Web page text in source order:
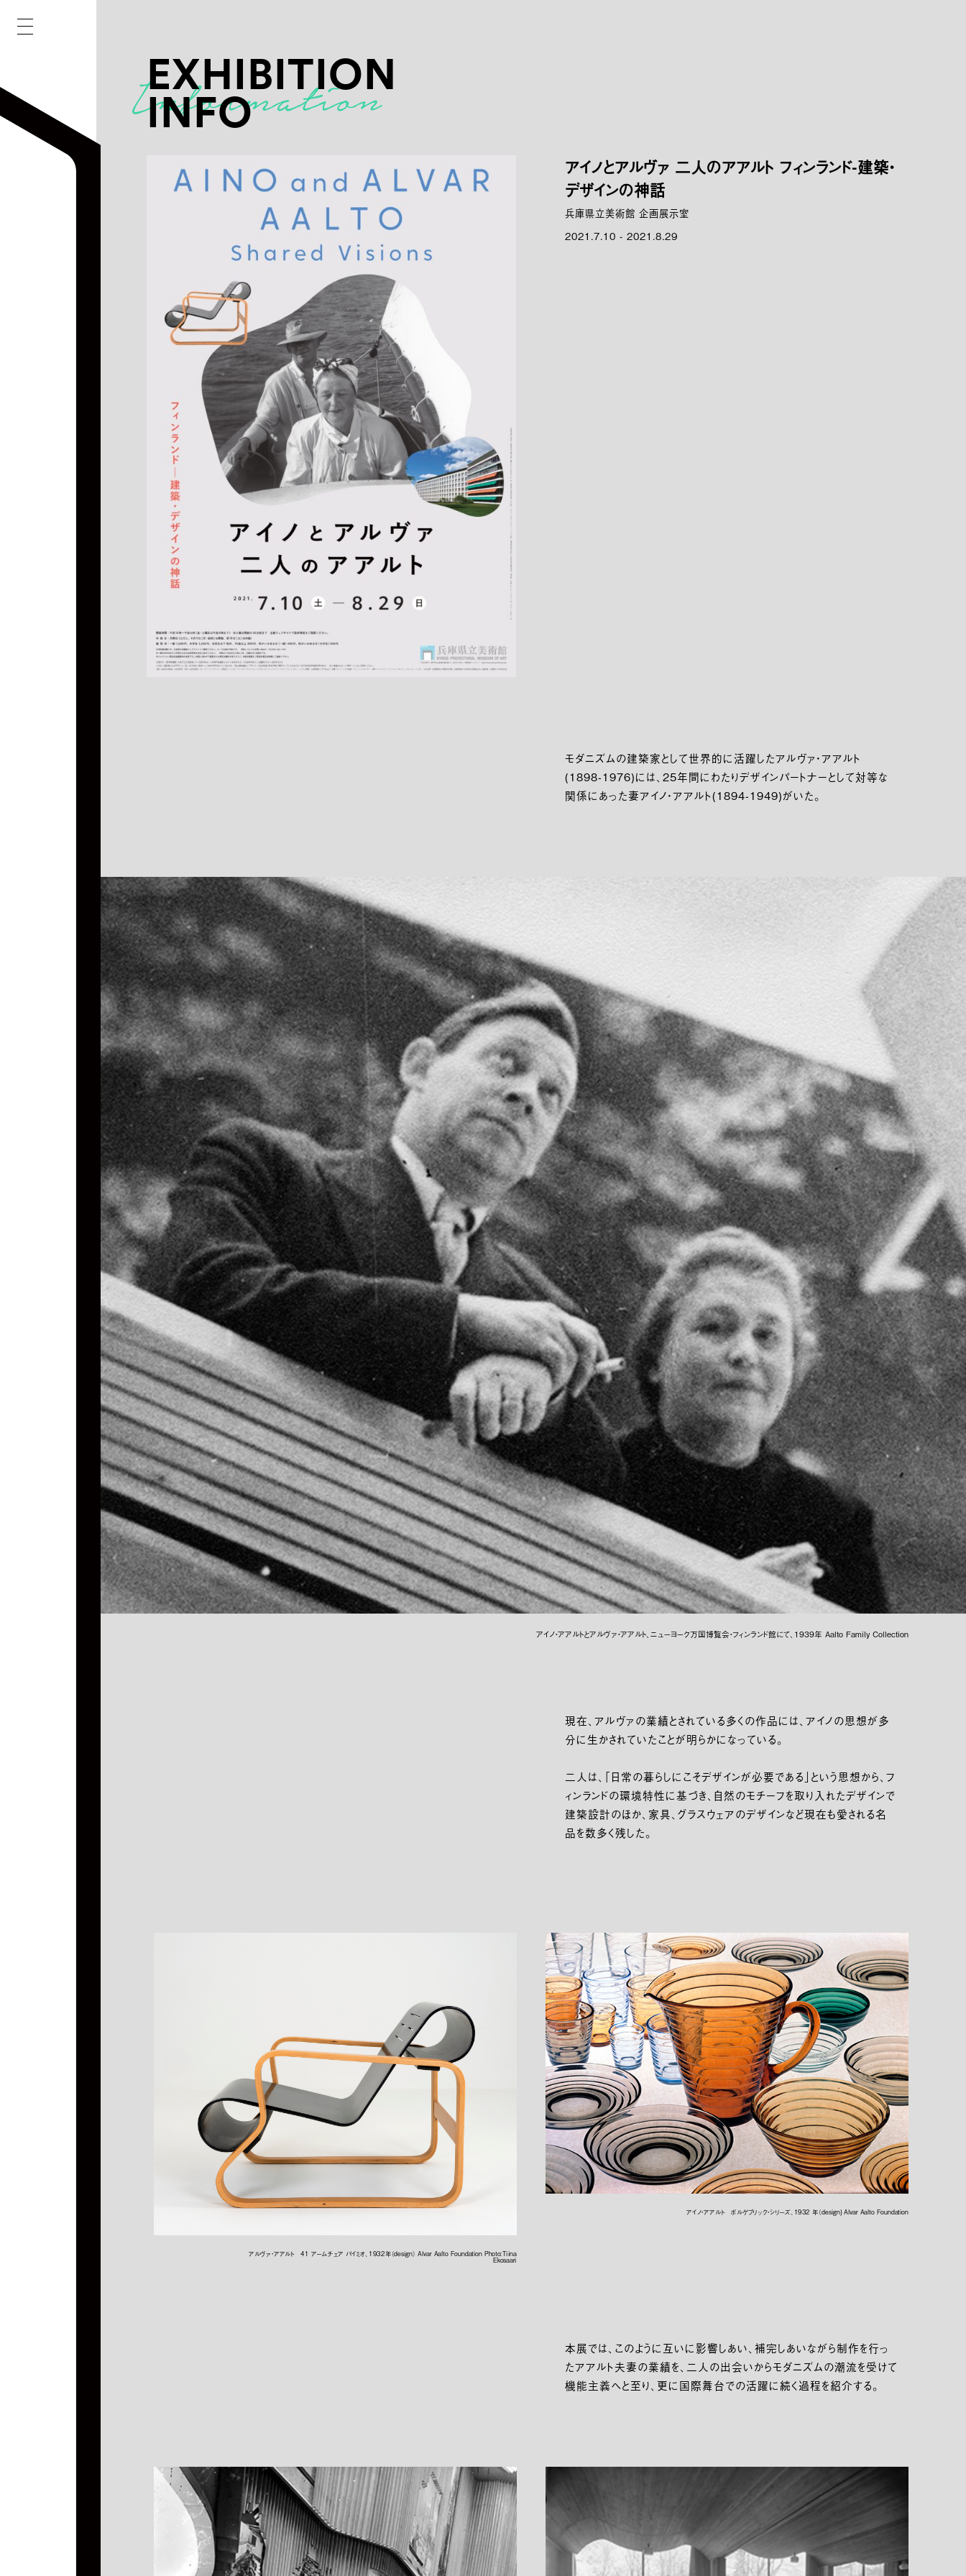
EXHIBITION
INFO
アイノとアルヴァ 二人のアアルト フィンランド-建築・
デザインの神話
兵庫県立美術館 企画展示室
2021.7.10 - 2021.8.29
モダニズムの建築家として世界的に活躍したアルヴァ・アアルト
(1898-1976)には、25年間にわたりデザインパートナーとして対等な
関係にあった妻アイノ・アアルト(1894-1949)がいた。
アイノ・アアルトとアルヴァ・アアルト、ニューヨーク万国博覧会・フィンランド館にて、1939年 Aalto Family Collection
現在、アルヴァの業績とされている多くの作品には、アイノの思想が多
分に生かされていたことが明らかになっている。
二人は、「日常の暮らしにこそデザインが必要である」という思想から、フ
ィンランドの環境特性に基づき、自然のモチーフを取り入れたデザインで
建築設計のほか、家具、グラスウェアのデザインなど現在も愛される名
品を数多く残した。
アルヴァ・アアルト 41 アームチェア パイミオ、1932年（design） Alvar Aalto Foundation Photo:Tiina
Ekosaari
アイノ・アアルト ボルゲブリック・シリーズ、1932 年（design) Alvar Aalto Foundation
本展では、このように互いに影響しあい、補完しあいながら制作を行っ
たアアルト夫妻の業績を、二人の出会いからモダニズムの潮流を受けて
機能主義へと至り、更に国際舞台での活躍に続く過程を紹介する。